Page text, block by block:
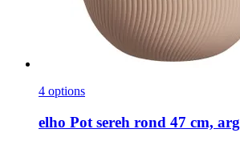
4 options
elho Pot sereh rond 47 cm,